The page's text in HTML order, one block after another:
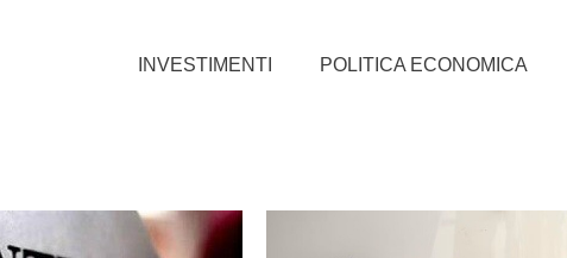
INVESTIMENTI POLITICA ECONOMICA